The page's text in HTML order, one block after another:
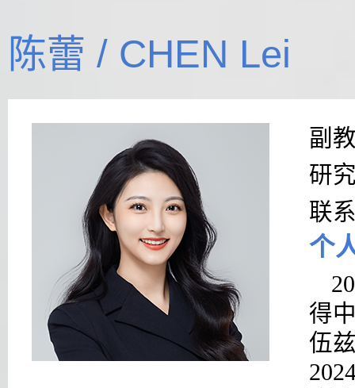
陈蕾 / CHEN Lei
副
研
联
个
得
伍